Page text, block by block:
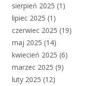
sierpień 2025 (1)
lipiec 2025 (1)
czerwiec 2025 (19)
maj 2025 (14)
kwiecień 2025 (6)
marzec 2025 (9)
luty 2025 (12)